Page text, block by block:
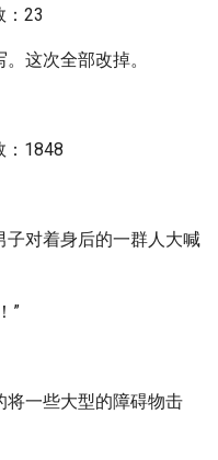
：23
这次全部改掉。
：1848
对着身后的一群人大喊
”
将一些大型的障碍物击